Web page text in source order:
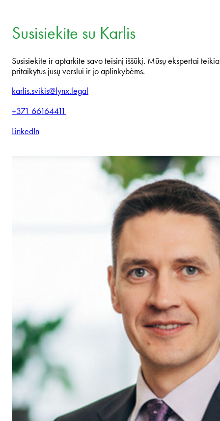
Susisiekite su Karlis
Susisiekite ir aptarkite savo teisinį iššūkį. Mūsų ekspertai
pritaikytus jūsų verslui ir jo aplinkybėms.
karlis.svikis@lynx.legal
+371 66164411
LinkedIn